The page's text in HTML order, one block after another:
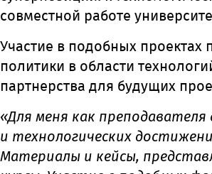
совместной работе
Участие в подобных проектах
политики в области
партнерства для будущих
«Для меня как
и технологических
Материалы и кейсы,